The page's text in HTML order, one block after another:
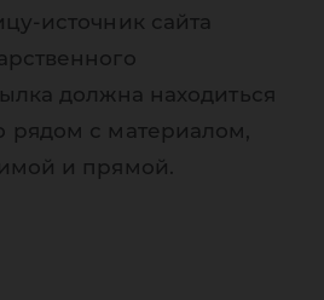
источник сайта
должна находиться
рядом с материалом,
и прямой.